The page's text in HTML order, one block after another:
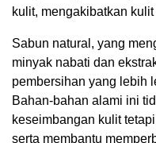
kulit, mengakibatkan
Sabun natural, yang
minyak nabati dan
pembersihan yang lebih
Bahan-bahan alami ini
keseimbangan kulit
serta membantu